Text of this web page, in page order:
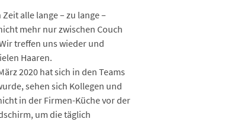
alle lange – zu lange –
mehr nur zwischen Couch
treffen uns wieder und
Haaren.
2020 hat sich in den Teams
sehen sich Kollegen und
in der Firmen-Küche vor der
um die täglich